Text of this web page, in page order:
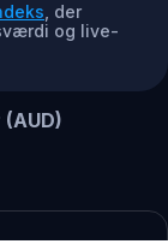
, der
og live-